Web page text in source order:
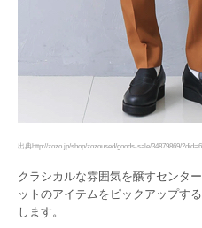
出典http://zozo.jp/shop/zozoused/goods-sale/34879869/
クラシカルな雰囲気を醸すセンタ
ットのアイテムをピックアップす
します。